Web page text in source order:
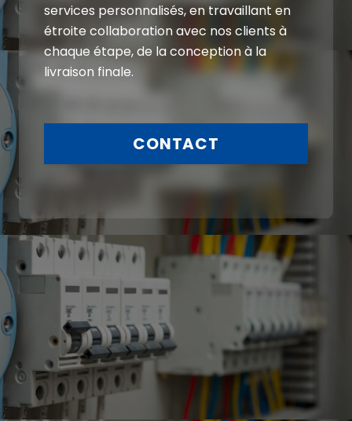
services personnalisés, en travaillant en
étroite collaboration avec nos clients à
chaque étape, de la conception à la
livraison finale.
CONTACT